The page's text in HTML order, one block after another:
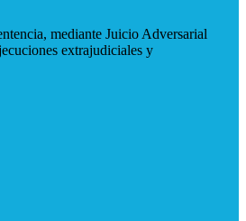
mediante Juicio Adversarial
extrajudiciales y